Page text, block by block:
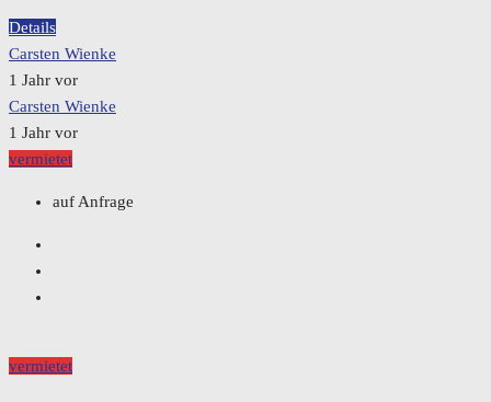
Details
Carsten Wienke
1 Jahr vor
Carsten Wienke
1 Jahr vor
vermietet
auf Anfrage
vermietet